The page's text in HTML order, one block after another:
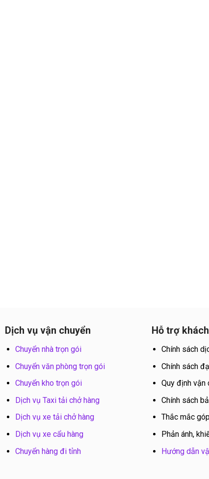
Dịch vụ vận chuyển
Chuyển nhà trọn gói
Chuyển văn phòng trọn gói
Chuyển kho trọn gói
Dịch vụ Taxi tải chở hàng
Dịch vụ xe tải chở hàng
Dịch vụ xe cẩu hàng
Chuyển hàng đi tỉnh
Hỗ trợ
Chính sách
Chính sách
Quy định vận
Chính sách
Thắc mắc
Phản ánh,
Hướng dẫn